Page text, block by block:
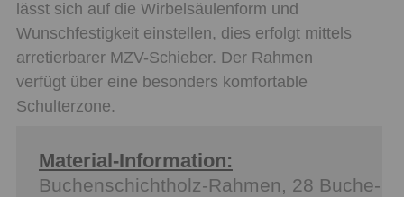
lässt sich auf die Wirbelsäulenform und
Wunschfestigkeit einstellen, dies erfolgt mittels
arretierbarer MZV-Schieber. Der Rahmen
verfügt über eine besonders komfortable
Schulterzone.
Material-Information:
Buchenschichtholz-Rahmen, 28 Buche-